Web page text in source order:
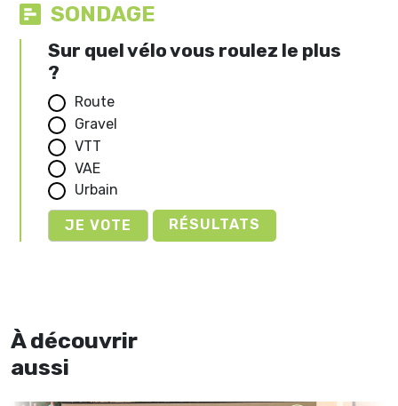
SONDAGE
Sur quel vélo vous roulez le plus
?
Route
Gravel
VTT
VAE
Urbain
RÉSULTATS
À découvrir
aussi